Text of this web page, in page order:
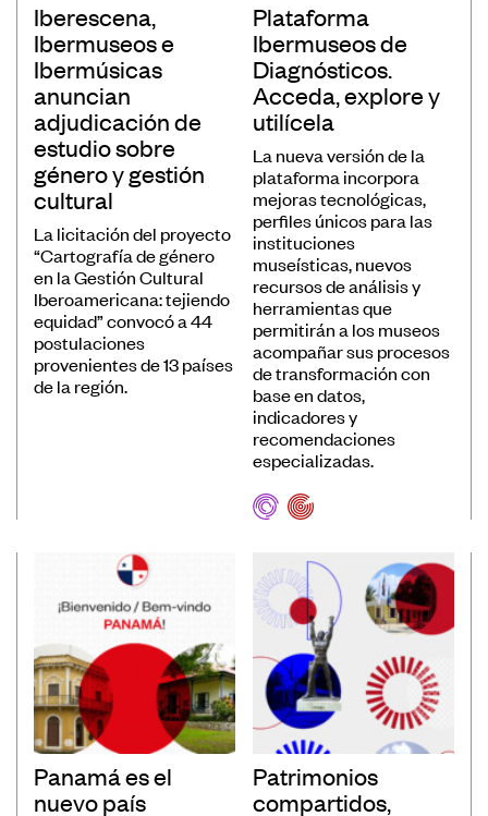
Iberescena,
Ibermuseos e
Ibermúsicas
anuncian
adjudicación de
estudio sobre
género y gestión
cultural
La licitación del proyecto
“Cartografía de género
en la Gestión Cultural
Iberoamericana: tejiendo
equidad” convocó a 44
postulaciones
provenientes de 13 países
de la región.
Plataforma
Ibermuseos de
Diagnósticos.
Acceda, explore y
utilícela
La nueva versión de la
plataforma incorpora
mejoras tecnológicas,
perfiles únicos para las
instituciones
museísticas, nuevos
recursos de análisis y
herramientas que
permitirán a los museos
acompañar sus procesos
de transformación con
base en datos,
indicadores y
recomendaciones
especializadas.
Panamá es el
nuevo país
Patrimonios
compartidos,